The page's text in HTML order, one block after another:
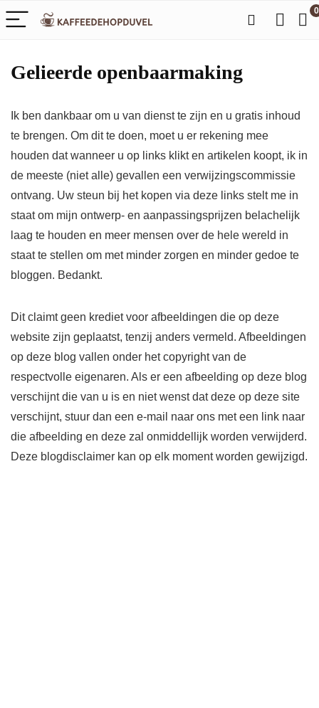
0
Gelieerde openbaarmaking
Ik ben dankbaar om u van dienst te zijn en u gratis inhoud
te brengen. Om dit te doen, moet u er rekening mee
houden dat wanneer u op links klikt en artikelen koopt, ik in
de meeste (niet alle) gevallen een verwijzingscommissie
ontvang. Uw steun bij het kopen via deze links stelt me in
staat om mijn ontwerp- en aanpassingsprijzen belachelijk
laag te houden en meer mensen over de hele wereld in
staat te stellen om met minder zorgen en minder gedoe te
bloggen. Bedankt.
Dit claimt geen krediet voor afbeeldingen die op deze
website zijn geplaatst, tenzij anders vermeld. Afbeeldingen
op deze blog vallen onder het copyright van de
respectvolle eigenaren. Als er een afbeelding op deze blog
verschijnt die van u is en niet wenst dat deze op deze site
verschijnt, stuur dan een e-mail naar ons met een link naar
die afbeelding en deze zal onmiddellijk worden verwijderd.
Deze blogdisclaimer kan op elk moment worden gewijzigd.